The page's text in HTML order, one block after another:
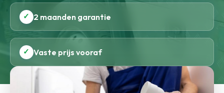
✓ 2 maanden garantie
✓ Vaste prijs vooraf